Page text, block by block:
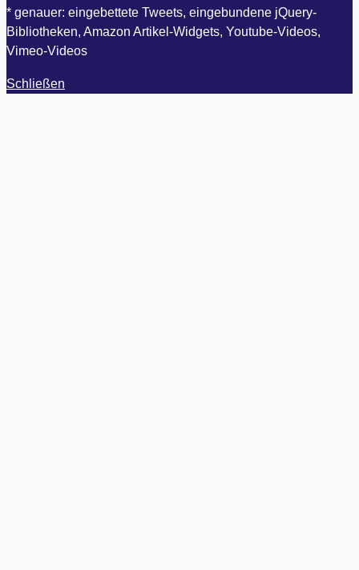
* genauer: eingebettete Tweets, eingebundene jQuery-
Bibliotheken, Amazon Artikel-Widgets, Youtube-Videos,
Vimeo-Videos
Schließen